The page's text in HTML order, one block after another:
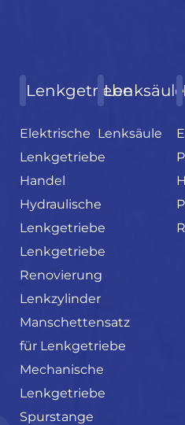
Lenkgetriebe
Elektrische
Lenkgetriebe
Handel
Hydraulische
Lenkgetriebe
Lenkgetriebe
Renovierung
Lenkzylinder
Manschettensatz
für Lenkgetriebe
Mechanische
Lenkgetriebe
Spurstange
Lenksäule
Lenksäule